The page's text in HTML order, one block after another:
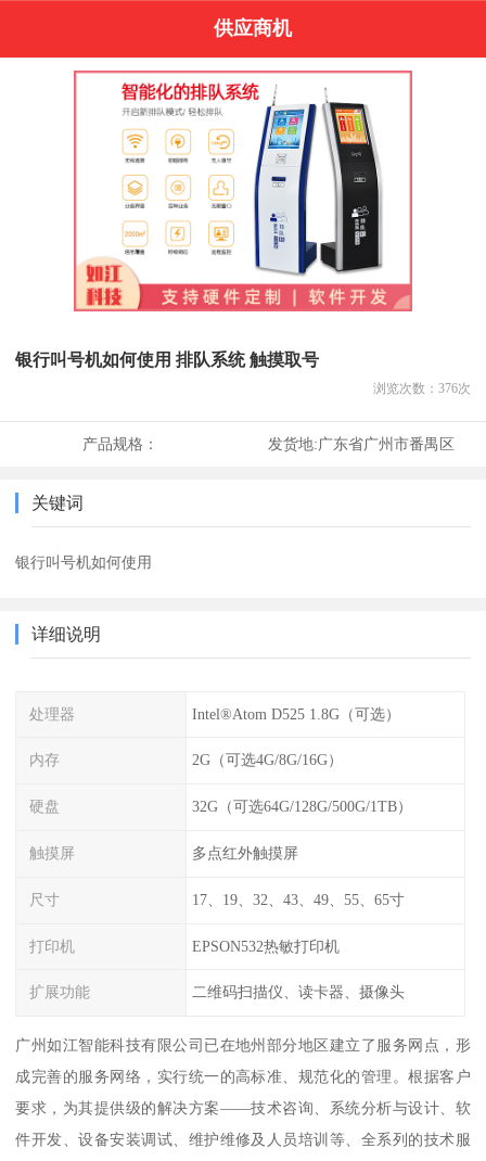
供应商机
银行叫号机如何使用 排队系统 触摸取号
浏览次数： 376次
产品规格： 发货地:广东省广州市番禺区
关键词
银行叫号机如何使用
详细说明
处理器 Intel®Atom D525 1.8G（可选）
内存 2G（可选4G/8G/16G）
硬盘 32G（可选64G/128G/500G/1TB）
触摸屏 多点红外触摸屏
尺寸 17、19、32、43、49、55、65寸
打印机 EPSON532热敏打印机
扩展功能 二维码扫描仪、读卡器、摄像头
广州如江智能科技有限公司已在地州部分地区建立了服务网点，形
成完善的服务网络，实行统一的高标准、规范化的管理。根据客户
要求，为其提供级的解决方案——技术咨询、系统分析与设计、软
件开发、设备安装调试、维护维修及人员培训等、全系列的技术服